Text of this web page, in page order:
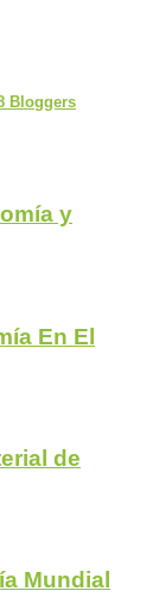
Bloggers
y
En El
de
Mundial